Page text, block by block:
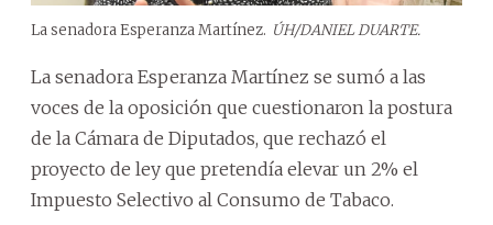
La senadora Esperanza Martínez. ÚH/DANIEL DUARTE.
La senadora Esperanza Martínez se sumó a las
voces de la oposición que cuestionaron la postura
de la Cámara de Diputados, que rechazó el
proyecto de ley que pretendía elevar un 2% el
Impuesto Selectivo al Consumo de Tabaco.